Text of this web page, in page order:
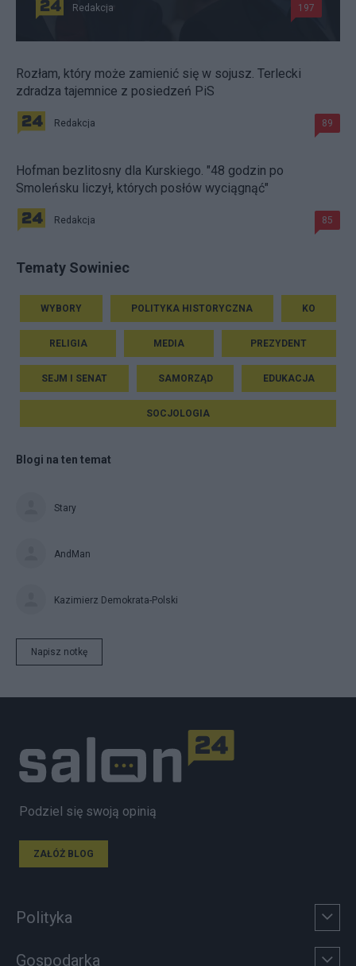
Redakcja 197
Rozłam, który może zamienić się w sojusz. Terlecki
zdradza tajemnice z posiedzeń PiS
Redakcja 89
Hofman bezlitosny dla Kurskiego. "48 godzin po
Smoleńsku liczył, których posłów wyciągnąć"
Redakcja 85
Tematy Sowiniec
WYBORY POLITYKA HISTORYCZNA KO
RELIGIA MEDIA PREZYDENT
SEJM I SENAT SAMORZĄD EDUKACJA
SOCJOLOGIA
Blogi na ten temat
Stary
AndMan
Kazimierz Demokrata-Polski
Napisz notkę
Podziel się swoją opinią
ZAŁÓŻ BLOG
Polityka
Gospodarka